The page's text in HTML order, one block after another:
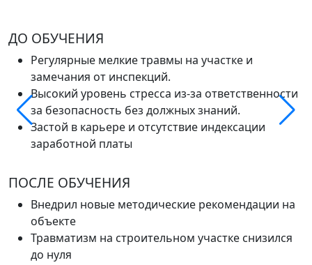
ДО ОБУЧЕНИЯ
Регулярные мелкие травмы на участке и
замечания от инспекций.
Высокий уровень стресса из-за ответственности
за безопасность без должных знаний.
Застой в карьере и отсутствие индексации
заработной платы
ПОСЛЕ ОБУЧЕНИЯ
Внедрил новые методические рекомендации на
объекте
Травматизм на строительном участке снизился
до нуля